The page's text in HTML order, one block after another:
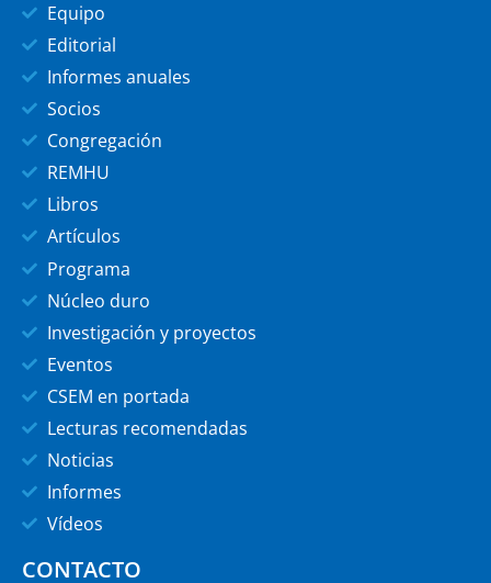
Equipo
Editorial
Informes anuales
Socios
Congregación
REMHU
Libros
Artículos
Programa
Núcleo duro
Investigación y proyectos
Eventos
CSEM en portada
Lecturas recomendadas
Noticias
Informes
Vídeos
CONTACTO